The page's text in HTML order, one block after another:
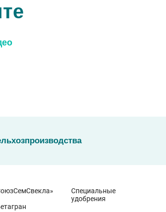
Специальные
удобрения